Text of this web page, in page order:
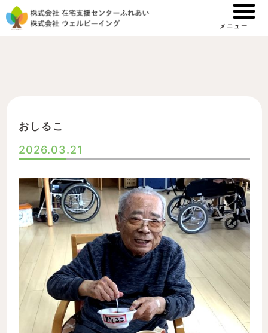
容
メニュー
おしるこ
2026.03.21